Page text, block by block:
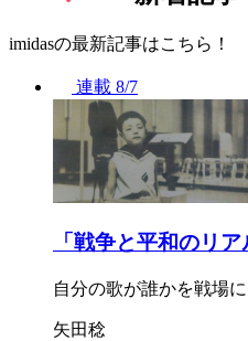
imidasの最新記事はこちら！
連載 8/7
「戦争と平和のリ
自分の歌が誰かを戦場
矢田稔